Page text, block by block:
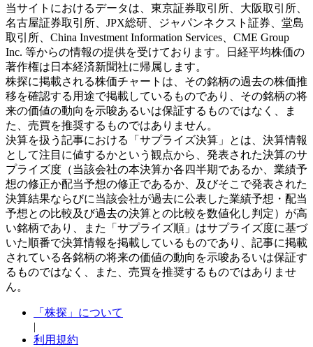
当サイトにおけるデータは、東京証券取引所、大阪取引所、
名古屋証券取引所、JPX総研、ジャパンネクスト証券、堂島
取引所、China Investment Information Services、CME Group
Inc. 等からの情報の提供を受けております。日経平均株価の
著作権は日本経済新聞社に帰属します。
株探に掲載される株価チャートは、その銘柄の過去の株価推
移を確認する用途で掲載しているものであり、その銘柄の将
来の価値の動向を示唆あるいは保証するものではなく、ま
た、売買を推奨するものではありません。
決算を扱う記事における「サプライズ決算」とは、決算情報
として注目に値するかという観点から、発表された決算のサ
プライズ度（当該会社の本決算か各四半期であるか、業績予
想の修正か配当予想の修正であるか、及びそこで発表された
決算結果ならびに当該会社が過去に公表した業績予想・配当
予想との比較及び過去の決算との比較を数値化し判定）が高
い銘柄であり、また「サプライズ順」はサプライズ度に基づ
いた順番で決算情報を掲載しているものであり、記事に掲載
されている各銘柄の将来の価値の動向を示唆あるいは保証す
るものではなく、また、売買を推奨するものではありませ
ん。
「株探」について
|
利用規約